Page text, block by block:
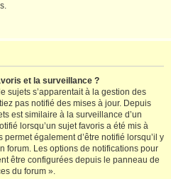
et la surveillance ?
sujets s’apparentait à la gestion des
pas notifié des mises à jour. Depuis
est similaire à la surveillance d’un
lorsqu’un sujet favoris a été mis à
également d’être notifié lorsqu’il y
forum. Les options de notifications pour
être configurées depuis le panneau de
du forum ».